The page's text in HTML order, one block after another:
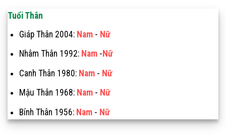
Tuổi Thân
Giáp Thân 2004: Nam- Nữ
Nhâm Thân 1992: Nam- Nữ
Canh Thân 1980: Nam- Nữ
Mậu Thân 1968: Nam- Nữ
Bính Thân 1956: Nam- Nữ